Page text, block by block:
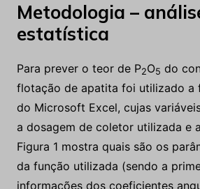
Metodologia –
estatística
Para prever o teor de P2O5 do
flotação de apatita foi utilizado a
do Microsoft Excel, cujas
a dosagem de coletor utilizada e
Figura 1 mostra quais são os
da função utilizada (sendo a
informações dos coeficientes